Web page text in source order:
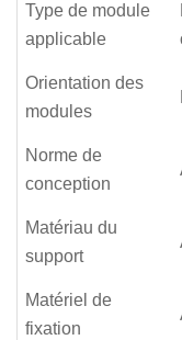
Type de module
applicable
Orientation des
modules
Norme de
conception
Matériau du
support
Matériel de
fixation